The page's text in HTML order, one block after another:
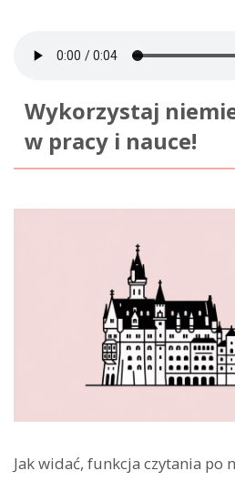
Wykorzystaj
w pracy i nauce!
Jak widać, funkcja czytania po